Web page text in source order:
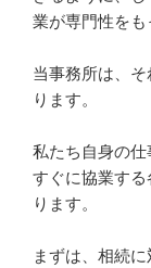
業が専門性を
当事務所は、
ります。
私たち自身の仕
すぐに協業す
ります。
まずは、相続